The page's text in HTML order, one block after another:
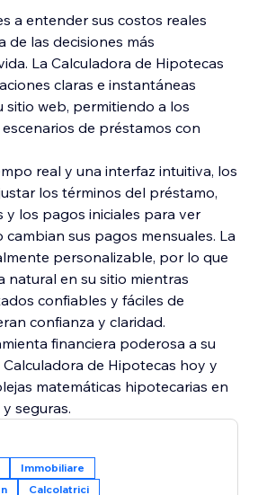
a entender sus costos reales
de las decisiones más
La Calculadora de Hipotecas
claras e instantáneas
sitio web, permitiendo a los
de préstamos con
real y una interfaz intuitiva, los
los términos del préstamo,
y los pagos iniciales para ver
sus pagos mensuales. La
personalizable, por lo que
natural en su sitio mientras
confiables y fáciles de
confianza y claridad.
financiera poderosa a su
de Hipotecas hoy y
matemáticas hipotecarias en
seguras.
Immobiliare
Calcolatrici